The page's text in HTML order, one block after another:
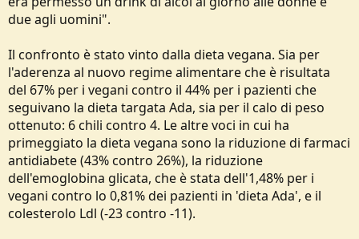
due agli uomini".
Il confronto è stato vinto dalla dieta vegana. Sia per
l'aderenza al nuovo regime alimentare che è risultata
del 67% per i vegani contro il 44% per i pazienti che
seguivano la dieta targata Ada, sia per il calo di peso
ottenuto: 6 chili contro 4. Le altre voci in cui ha
primeggiato la dieta vegana sono la riduzione di farmaci
antidiabete (43% contro 26%), la riduzione
dell'emoglobina glicata, che è stata dell'1,48% per i
vegani contro lo 0,81% dei pazienti in 'dieta Ada', e il
colesterolo Ldl (-23 contro -11).